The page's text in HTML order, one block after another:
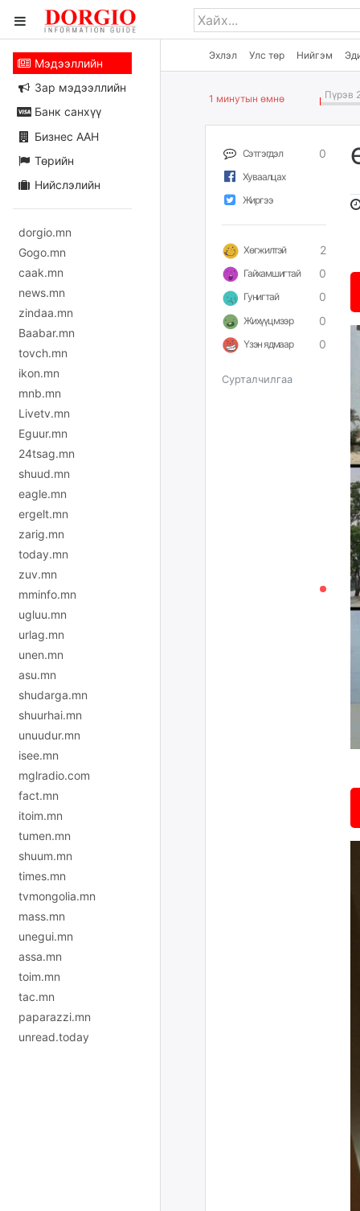
Эхлэл Улс төр Нийгэм
Мэдээллийн
Зар мэдээллийн
Банк санхүү
Бизнес ААН
Төрийн
Нийслэлийн
dorgio.mn
Gogo.mn
caak.mn
news.mn
zindaa.mn
Baabar.mn
tovch.mn
ikon.mn
mnb.mn
Livetv.mn
Eguur.mn
24tsag.mn
shuud.mn
eagle.mn
ergelt.mn
zarig.mn
today.mn
zuv.mn
mminfo.mn
ugluu.mn
urlag.mn
unen.mn
asu.mn
shudarga.mn
shuurhai.mn
unuudur.mn
isee.mn
mglradio.com
fact.mn
itoim.mn
tumen.mn
shuum.mn
times.mn
tvmongolia.mn
mass.mn
unegui.mn
assa.mn
toim.mn
tac.mn
paparazzi.mn
unread.today
1 минутын өмнө Пүрэв
Сэтгэгдэл 0
Хуваалцах
Жиргээ
Хөгжилтэй 2
Гайхамшигтай 0
Гунигтай 0
Жихүүцмээр 0
Үзэн ядмаар 0
Сурталчилгаа